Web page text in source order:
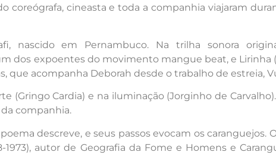
coreógrafa, cineasta e toda a companhia viajaram
nascido em Pernambuco. Na trilha sonora
dos expoentes do movimento mangue beat, e Lirinha
que acompanha Deborah desde o trabalho de estreia,
(Gringo Cardia) e na iluminação (Jorginho de
companhia.
descreve, e seus passos evocam os caranguejos.
autor de Geografia da Fome e Homens e